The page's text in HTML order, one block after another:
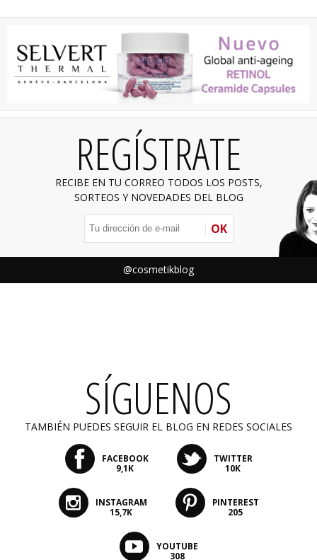
REGÍSTRATE
RECIBE EN TU CORREO TODOS LOS POSTS,
SORTEOS Y NOVEDADES DEL BLOG
OK
@cosmetikblog
SÍGUENOS
TAMBIÉN PUEDES SEGUIR EL BLOG EN REDES SOCIALES
FACEBOOK
9,1K
TWITTER
10K
INSTAGRAM
15,7K
PINTEREST
205
YOUTUBE
308